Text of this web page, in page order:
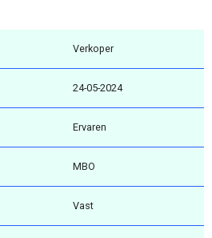
Verkoper
24-05-2024
Ervaren
MBO
Vast